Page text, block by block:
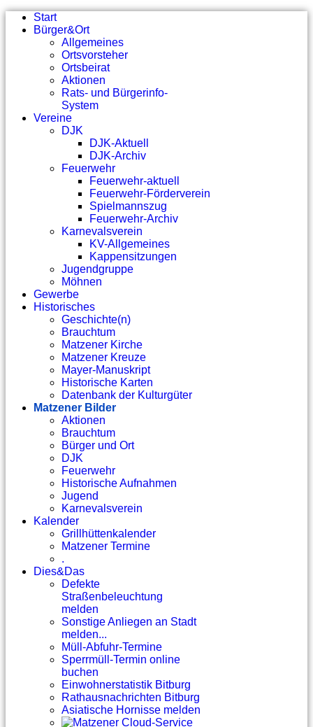
Start
Bürger&Ort
Allgemeines
Ortsvorsteher
Ortsbeirat
Aktionen
Rats- und Bürgerinfo-
System
Vereine
DJK
DJK-Aktuell
DJK-Archiv
Feuerwehr
Feuerwehr-aktuell
Feuerwehr-Förderverein
Spielmannszug
Feuerwehr-Archiv
Karnevalsverein
KV-Allgemeines
Kappensitzungen
Jugendgruppe
Möhnen
Gewerbe
Historisches
Geschichte(n)
Brauchtum
Matzener Kirche
Matzener Kreuze
Mayer-Manuskript
Historische Karten
Datenbank der Kulturgüter
Matzener Bilder
Aktionen
Brauchtum
Bürger und Ort
DJK
Feuerwehr
Historische Aufnahmen
Jugend
Karnevalsverein
Kalender
Grillhüttenkalender
Matzener Termine
.
Dies&Das
Defekte
Straßenbeleuchtung
melden
Sonstige Anliegen an Stadt
melden...
Müll-Abfuhr-Termine
Sperrmüll-Termin online
buchen
Einwohnerstatistik Bitburg
Rathausnachrichten Bitburg
Asiatische Hornisse melden